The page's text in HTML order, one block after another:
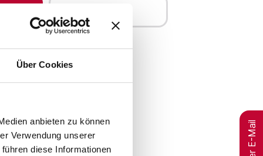
Über Cookies
anbieten zu können
Verwendung unserer
diese Informationen